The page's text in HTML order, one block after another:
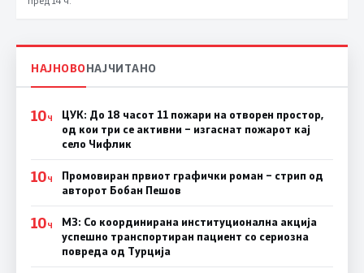
НАЈНОВОНАЈЧИТАНО
10Ч
ЦУК: До 18 часот 11 пожари на отворен простор,
од кои три се активни – изгаснат пожарот кај
село Чифлик
10Ч
Промовиран првиот графички роман – стрип од
авторот Бобан Пешов
10Ч
МЗ: Со координирана институционална акција
успешно транспортиран пациент со сериозна
повреда од Турција